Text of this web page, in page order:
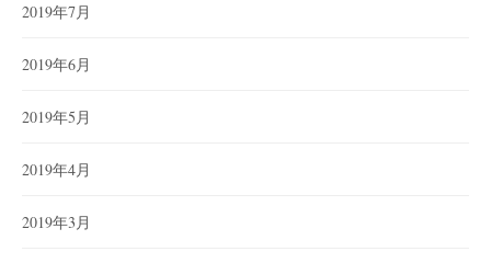
2019年7月
2019年6月
2019年5月
2019年4月
2019年3月